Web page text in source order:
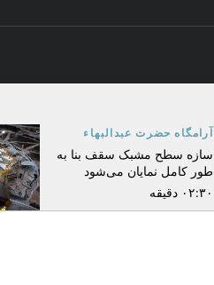
آرامگاه حضرت عبدالبهاء
سازه سطح مشبک سقف بنا به
طور کامل نمایان می‌شود
۰۲:۳۰ دقیقه